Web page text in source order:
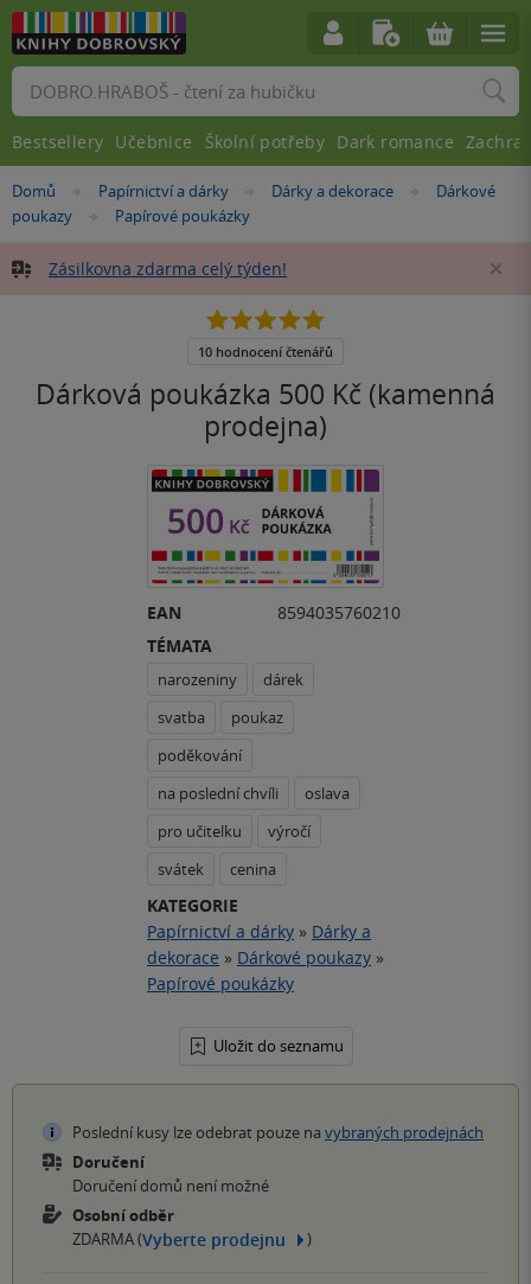
Nacházíte
se
Domů »Papírnictví a dárky »Dárky a dekorace »
Dárkové
poukazy
»Papírové poukázky
Zásilkovna zdarma celý týden!
Dárková poukázka 500 Kč (kamenná
prodejna)
EAN
8594035760210
TÉMATA
narozeniny
dárek
svatba
poukaz
poděkování
na poslední chvíli
oslava
pro učitelku
výročí
svátek
cenina
KATEGORIE
Papírnictví a dárky » Dárky a
dekorace » Dárkové poukazy »
Papírové poukázky
Uložit do seznamu
5.0
5
10 hodnocení čtenářů
Poslední kusy lze odebrat pouze na vybraných prodejnách
Doručení
Doručení domů není možné
Osobní odběr
ZDARMA (Vyberte prodejnu )
Vyhledávání
Bestsellery Učebnice Školní potřeby Dark romance